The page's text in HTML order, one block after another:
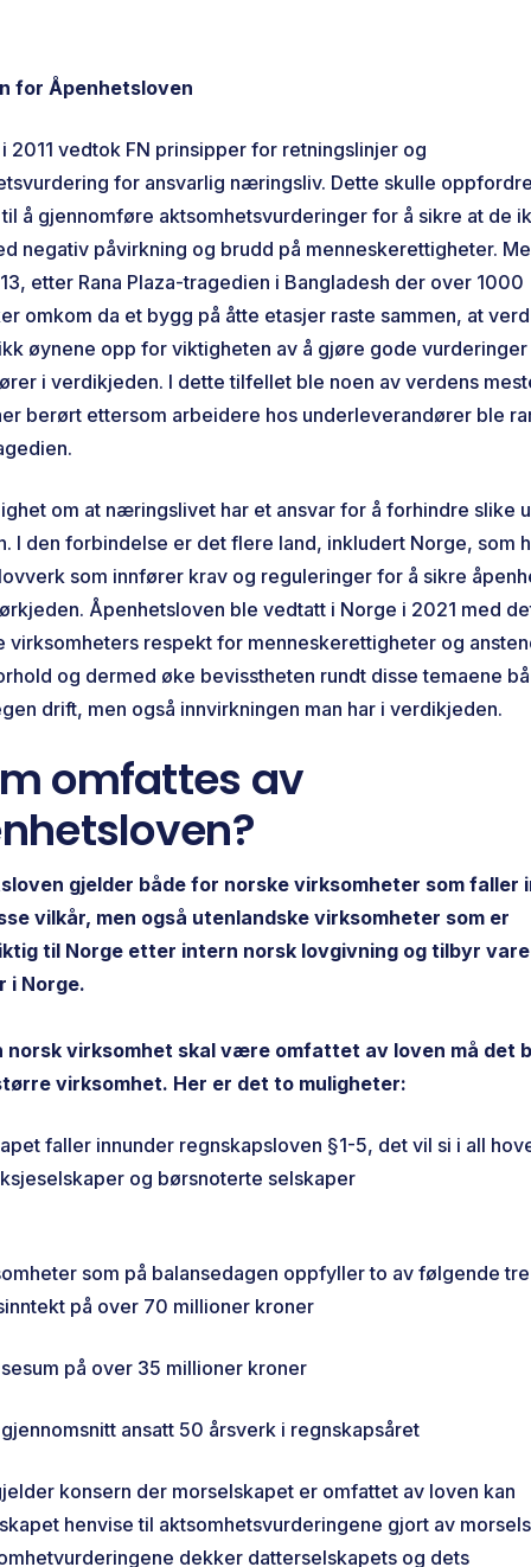
for Åpenhetsloven
2011 vedtok FN prinsipper for retningslinjer og
for ansvarlig næringsliv. Dette skulle
å gjennomføre aktsomhetsvurderinger for å sikre at de
negativ påvirkning og brudd på menneskerettigheter.
etter Rana Plaza-tragedien i Bangladesh der over 1000
omkom da et bygg på åtte etasjer raste sammen, at
øynene opp for viktigheten av å gjøre gode vurderinger
i verdikjeden. I dette tilfellet ble noen av verdens
berørt ettersom arbeidere hos underleverandører ble
om at næringslivet har et ansvar for å forhindre slike
I den forbindelse er det flere land, inkludert Norge, som
som innfører krav og reguleringer for å sikre
Åpenhetsloven ble vedtatt i Norge i 2021 med
virksomheters respekt for menneskerettigheter og
og dermed øke bevisstheten rundt disse temaene
drift, men også innvirkningen man har i verdikjeden.
omfattes av
gjelder både for norske virksomheter som faller
vilkår, men også utenlandske virksomheter som er
til Norge etter intern norsk lovgivning og tilbyr
i Norge.
norsk virksomhet skal være omfattet av loven må det
virksomhet. Her er det to muligheter:
faller innunder regnskapsloven §1-5, det vil si i all
og børsnoterte selskaper
som på balansedagen oppfyller to av følgende
på over 70 millioner kroner
på over 35 millioner kroner
ansatt 50 årsverk i regnskapsåret
konsern der morselskapet er omfattet av loven kan
henvise til aktsomhetsvurderingene gjort av
dekker datterselskapets og dets